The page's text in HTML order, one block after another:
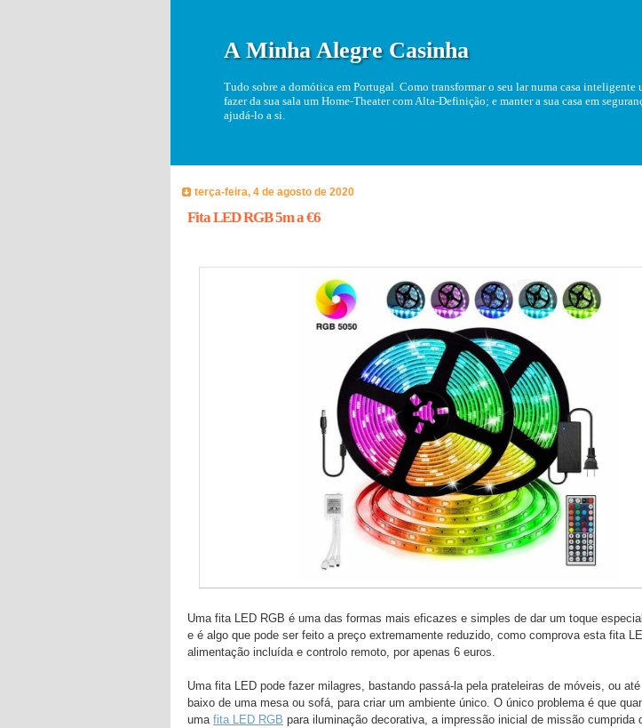
A Minha Alegre Casinha
Tudo sobre a domótica em Portugal. Como transformar o seu lar numa casa
fazer da sua sala um Home-Theater com Alta-Definição; e manter a sua casa em
ajudá-lo a si.
terça-feira, 4 de agosto de 2020
Fita LED RGB 5m a €6
Uma fita LED RGB é uma das formas mais eficazes e simples de dar um toque
e é algo que pode ser feito a preço extremamente reduzido, como comprova esta fita
alimentação incluída e controlo remoto, por apenas 6 euros.
Uma fita LED pode fazer milagres, bastando passá-la pela prateleiras de móveis, ou
baixo de uma mesa ou sofá, para criar um ambiente único. O único problema é que
uma fita LED RGB para iluminação decorativa, a impressão inicial de missão cumprida